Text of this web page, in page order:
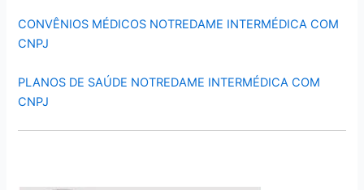
CONVÊNIOS MÉDICOS NOTREDAME INTERMÉDICA COM
CNPJ
PLANOS DE SAÚDE NOTREDAME INTERMÉDICA COM
CNPJ